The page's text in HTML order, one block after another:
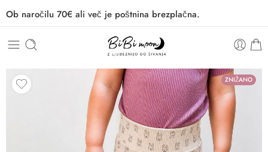
Ob naročilu 70€ ali več je poštnina brezplačna.
ZNIŽANO